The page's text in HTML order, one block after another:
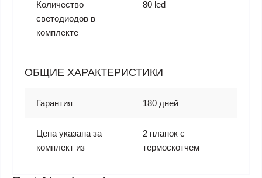
Количество
светодиодов в
комплекте
80 led
ОБЩИЕ ХАРАКТЕРИСТИКИ
Гарантия 180 дней
Цена указана за
комплект из
2 планок с
термоскотчем